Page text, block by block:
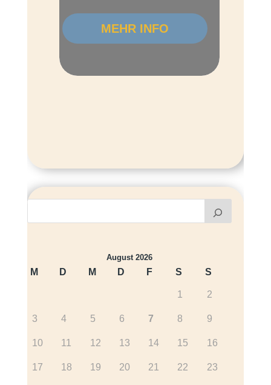
MEHR INFO
August 2026
M D M D F S S
1 2
3 4 5 6 7 8 9
10 11 12 13 14 15 16
17 18 19 20 21 22 23